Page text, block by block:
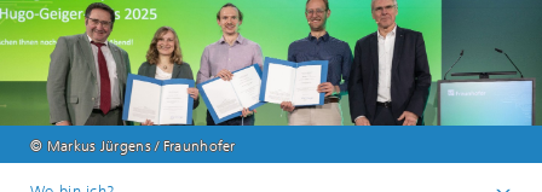
© Markus Jürgens / Fraunhofer